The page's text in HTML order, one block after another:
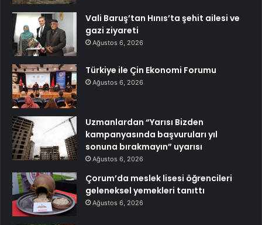
Vali Baruş’tan Hınıs’ta şehit ailesi ve
gazi ziyareti
Ağustos 6, 2026
Türkiye ile Çin Ekonomi Forumu
Ağustos 6, 2026
Uzmanlardan “Yarısı Bizden
kampanyasında başvuruları yıl
sonuna bırakmayın” uyarısı
Ağustos 6, 2026
Çorum’da meslek lisesi öğrencileri
geleneksel yemekleri tanıttı
Ağustos 6, 2026